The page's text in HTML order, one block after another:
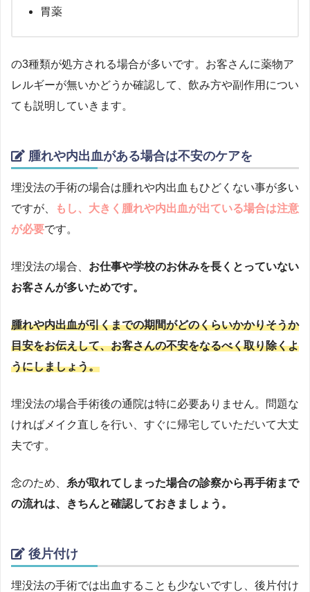
胃薬
の3種類が処方される場合が多いです。お客さんに薬物ア
レルギーが無いかどうか確認して、飲み方や副作用につい
ても説明していきます。
腫れや内出血がある場合は不安のケアを
埋没法の手術の場合は腫れや内出血もひどくない事が多い
ですが、
もし、大きく腫れや内出血が出ている場合は注意
が必要です。
埋没法の場合、 お仕事や学校のお休みを長くとっていない
お客さんが多いためです。
腫れや内出血が引くまでの期間がどのくらいかかりそうか
目安をお伝えして、お客さんの不安をなるべく取り除くよ
うにしましょう。
埋没法の場合手術後の通院は特に必要ありません。問題な
ければメイク直しを行い、すぐに帰宅していただいて大丈
夫です。
念のため、
糸が取れてしまった場合の診察から再手術まで
の流れは、きちんと確認しておきましょう。
後片付け
埋没法の手術では出血することも少ないですし、後片付け